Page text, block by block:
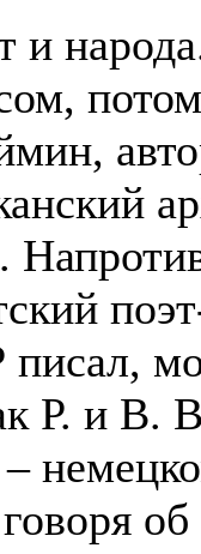
и
Р. и